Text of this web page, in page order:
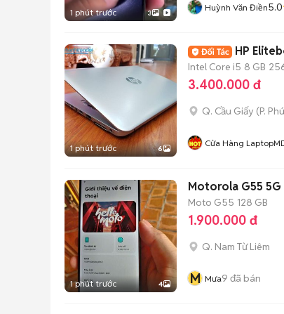
1 phút trước 3 Huỳnh Văn Điền5.0
1 phút trước 6
HP
Intel Core i5 8 GB
3.400.000 đ
Q. Cầu Giấy (P.
Cửa Hàng
1 phút trước 4
Motorola G55 5G
Moto G55 128 GB
1.900.000 đ
Q. Nam Từ Liêm
M Mưa9 đã bán